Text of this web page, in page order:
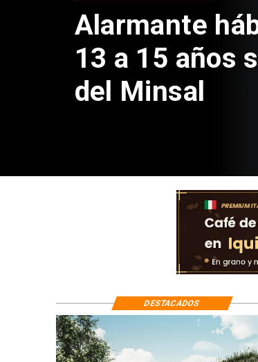
Aprueban
Sebastián
de $4 mil
DESTACADOS